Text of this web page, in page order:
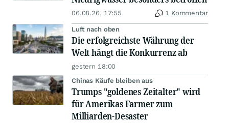
06.08.26, 17:55 1 Kommentar
Luft nach oben
Die erfolgreichste Währung der
Welt hängt die Konkurrenz ab
gestern 18:00
Chinas Käufe bleiben aus
Trumps "goldenes Zeitalter" wird
für Amerikas Farmer zum
Milliarden-Desaster